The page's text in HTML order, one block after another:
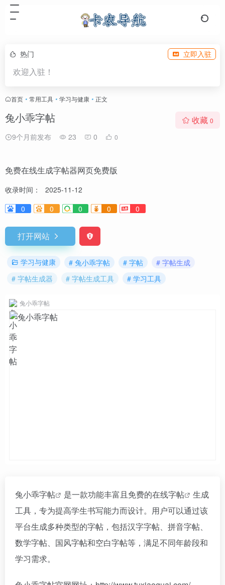
热门 立即入驻
欢迎入驻！
首页 • 常用工具 • 学习与健康 • 正文
兔小乖字帖
9个月前发布 23 0 0
收藏 0
免费在线生成字帖器网页免费版
收录时间：
2025-11-12
0
0 0 0 0
打开网站
学习与健康 # 兔小乖字帖 # 字帖
# 字帖生成
# 字帖生成器
# 字帖生成工具 # 学习工具
兔小乖字帖
兔小乖字帖 是一款功能丰富且免费的在线字帖
生成
工具，专为提高学生书写能力而设计。用户可以通过该
平台生成多种类型的字帖，包括汉字字帖、拼音字帖、
数学字帖、国风字帖和空白字帖等，满足不同年龄段和
学习需求。